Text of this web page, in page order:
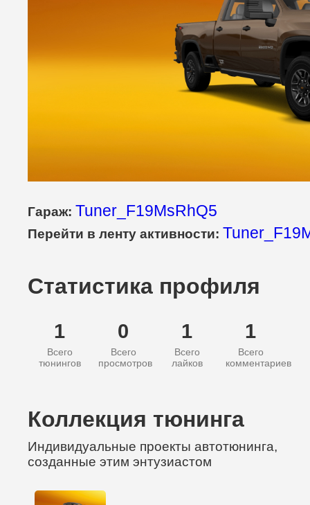
Гараж: Tuner_F19MsRhQ5
Перейти в ленту активности:
Статистика профиля
1
Всего
тюнингов
0
Всего
просмотров
1
Всего
лайков
1
Всего
комментариев
Коллекция тюнинга
Индивидуальные проекты автотюнинга,
созданные этим энтузиастом